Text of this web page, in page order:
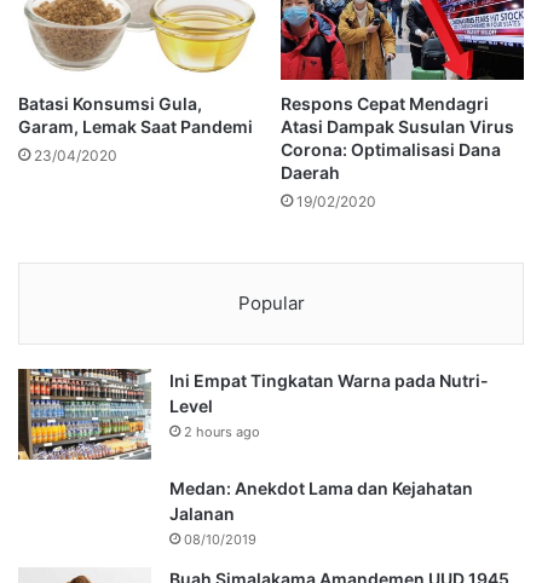
Batasi Konsumsi Gula,
Garam, Lemak Saat Pandemi
23/04/2020
Respons Cepat Mendagri
Atasi Dampak Susulan Virus
Corona: Optimalisasi Dana
Daerah
19/02/2020
Popular
Ini Empat Tingkatan Warna pada Nutri-
Level
2 hours ago
Medan: Anekdot Lama dan Kejahatan
Jalanan
08/10/2019
Buah Simalakama Amandemen UUD 1945